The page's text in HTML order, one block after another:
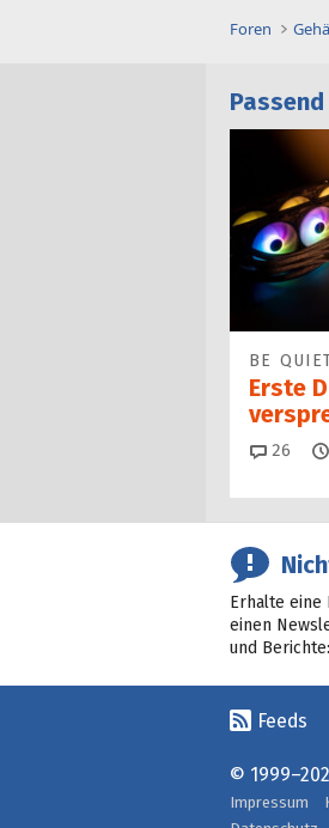
Foren
BE
Erste
26
Erhalte eine
einen
und Berichte:
Feeds
©
Impressum